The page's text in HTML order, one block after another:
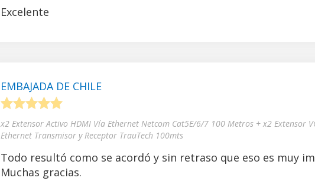
Excelente
EMBAJADA DE CHILE
x2 Extensor Activo HDMI Vía Ethernet Netcom Cat5E/6/7 100 Metros + x2 Extensor
Ethernet Transmisor y Receptor TrauTech 100mts
Todo resultó como se acordó y sin retraso que eso es muy
Muchas gracias.